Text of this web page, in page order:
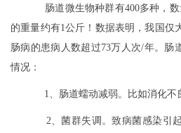
肠道微生物种群有400多种，
的重量约有1公斤！数据表明，我国仅
肠病的患病人数超过73万人次/年。肠
情况：
1、肠道蠕动减弱。比如消化不
2、菌群失调。致病菌感染引